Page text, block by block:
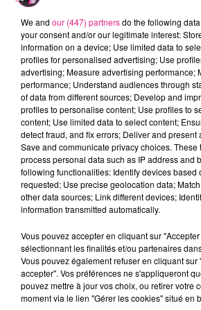
42 mètres de hauteur, les pieds
inversions au programme et une
proche de 100Km/h.
Pour participer il suffit d'envoyer
jeu@radiodirect.net
Envoyez-nous le mot de passe "
oublier votre numéro de
FIL ACTUS
7 août 2026
6 août 2026
Metz : une distribution de lunette gratuite
5 août 2026
Casting de Woof : l'Euro-Métropole de Metz
4 août 2026
We and our (447) partnersdo the following
your consent and/or our legitimate interest:
information on a device; Use limited data to
profiles for personalised advertising; Use
advertising; Measure advertising performance;
performance; Understand audiences through
of data from different sources; Develop and
profiles to personalise content; Use profiles to
content; Use limited data to select content;
detect fraud, and fix errors; Deliver and
Save and communicate privacy choices.
process personal data such as IP address and
following functionalities: Identify devices based
requested; Use precise geolocation data;
other data sources; Link different devices;
information transmitted automatically.
Vous pouvez accepter en cliquant sur
sélectionnant les finalités et/ou partenaires
Vous pouvez également refuser en cliquant sur
accepter". Vos préférences ne s'appliqueront
pouvez mettre à jour vos choix, ou retirer votre
moment via le lien "Gérer les cookies" situé en